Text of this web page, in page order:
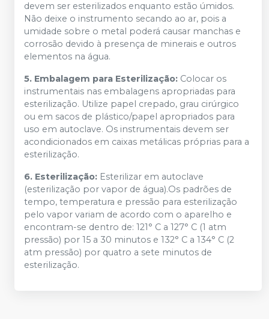
devem ser esterilizados enquanto estão úmidos.
Não deixe o instrumento secando ao ar, pois a
umidade sobre o metal poderá causar manchas e
corrosão devido à presença de minerais e outros
elementos na água.
5. Embalagem para Esterilização: Colocar os
instrumentais nas embalagens apropriadas para
esterilização. Utilize papel crepado, grau cirúrgico
ou em sacos de plástico/papel apropriados para
uso em autoclave. Os instrumentais devem ser
acondicionados em caixas metálicas próprias para a
esterilização.
6. Esterilização: Esterilizar em autoclave
(esterilização por vapor de água).Os padrões de
tempo, temperatura e pressão para esterilização
pelo vapor variam de acordo com o aparelho e
encontram-se dentro de: 121° C a 127° C (1 atm
pressão) por 15 a 30 minutos e 132° C a 134° C (2
atm pressão) por quatro a sete minutos de
esterilização.